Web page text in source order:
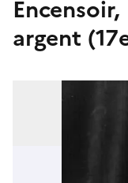
Encensoir,
argent